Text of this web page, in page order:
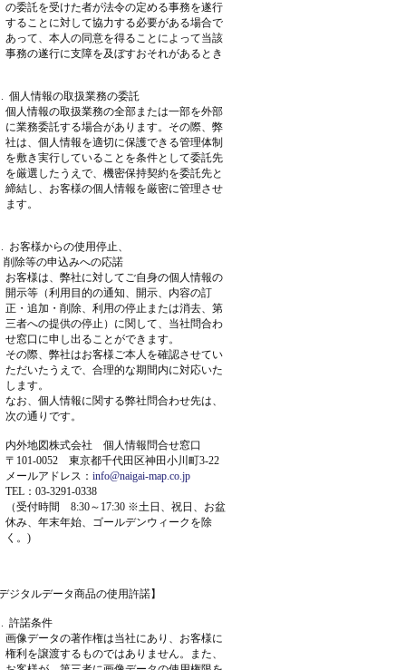
の委託を受けた者が法令の定める事務を遂行
することに対して協力する必要がある場合で
あって、本人の同意を得ることによって当該
事務の遂行に支障を及ぼすおそれがあるとき
個人情報の取扱業務の委託
個人情報の取扱業務の全部または一部を外部
に業務委託する場合があります。その際、弊
社は、個人情報を適切に保護できる管理体制
を敷き実行していることを条件として委託先
を厳選したうえで、機密保持契約を委託先と
締結し、お客様の個人情報を厳密に管理させ
ます。
お客様からの使用停止、
等の申込みへの応諾
お客様は、弊社に対してご自身の個人情報の
開示等（利用目的の通知、開示、内容の訂
正・追加・削除、利用の停止または消去、第
三者への提供の停止）に関して、当社問合わ
せ窓口に申し出ることができます。
その際、弊社はお客様ご本人を確認させてい
ただいたうえで、合理的な期間内に対応いた
します。
なお、個人情報に関する弊社問合わせ先は、
次の通りです。
内外地図株式会社 個人情報問合せ窓口
〒101-0052 東京都千代田区神田小川町3-22
メールアドレス： info@naigai-map.co.jp
TEL：03-3291-0338
（受付時間 8:30～17:30 ※土日、祝日、お盆
休み、年末年始、ゴールデンウィークを除
く。)
ジタルデータ商品の使用許諾】
許諾条件
画像データの著作権は当社にあり、お客様に
権利を譲渡するものではありません。また、